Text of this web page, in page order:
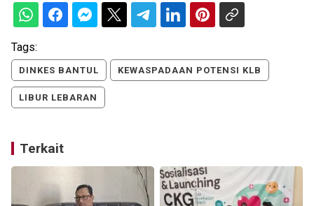
Tags:
DINKES BANTUL KEWASPADAAN POTENSI KLB
LIBUR LEBARAN
Terkait